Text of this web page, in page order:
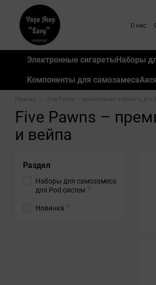
Перейти к основному контенту
О нас
Электронные сигаретыНаборы
Компоненты для самозамеса
Five Pawns – премиальная жидкость для
Five Pawns –
и вейпа
Раздел
Наборы для самозамеса
для Pod систем 7
Новинка 7